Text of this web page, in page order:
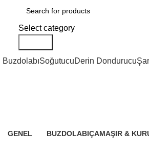
Select category
BuzdolabıSoğutucuDerin Dondurucu
GENEL
BUZDOLABIÇAMAŞIR &